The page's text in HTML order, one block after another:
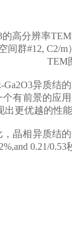
的高分辨率
间群#12, C2/
TEM
Ga2O3异质结
有前景的应
更优越的性能
晶相异质结
0.21/